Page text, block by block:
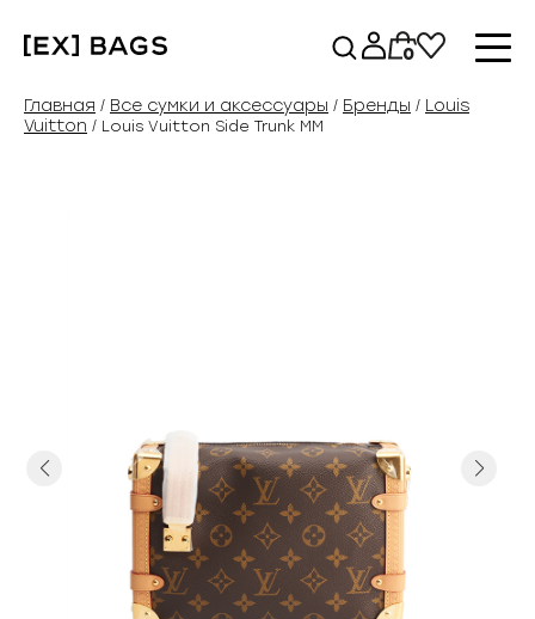
содержимому
0
Главная / Все сумки и аксессуары / Бренды / Louis
Vuitton / Louis Vuitton Side Trunk MM
Previous Next